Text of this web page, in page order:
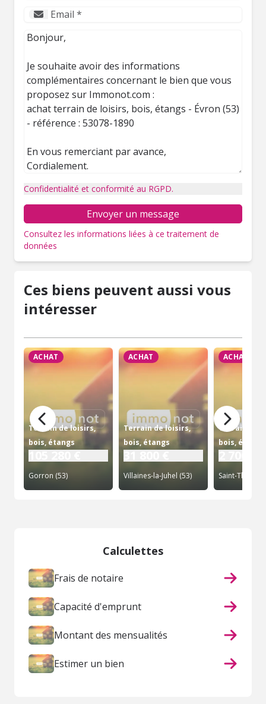
Confidentialité et conformité au RGPD.
Envoyer un message
Consultez les informations liées à ce traitement de
données
Ces biens peuvent aussi vous
intéresser
ACHAT
Terrain de loisirs,
bois, étangs
Gorron (53)
ACHAT
Terrain de loisirs,
bois, étangs
Villaines-la-Juhel (53)
ACHAT
Terrain de
bois, étangs
Calculettes
Frais de notaire
Capacité d'emprunt
Montant des mensualités
Estimer un bien